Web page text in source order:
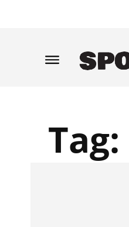
Tag: